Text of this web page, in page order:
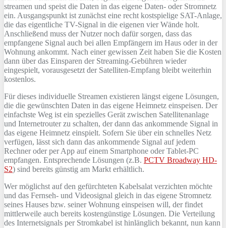
streamen und speist die Daten in das eigene Daten- oder Stromnetz
ein. Ausgangspunkt ist zunächst eine recht kostspielige SAT-Anlage,
die das eigentliche TV-Signal in die eigenen vier Wände holt.
Anschließend muss der Nutzer noch dafür sorgen, dass das
empfangene Signal auch bei allen Empfängern im Haus oder in der
Wohnung ankommt. Nach einer gewissen Zeit haben Sie die Kosten
dann über das Einsparen der Streaming-Gebühren wieder
eingespielt, vorausgesetzt der Satelliten-Empfang bleibt weiterhin
kostenlos.
Für dieses individuelle Streamen existieren längst eigene Lösungen,
die die gewünschten Daten in das eigene Heimnetz einspeisen. Der
einfachste Weg ist ein spezielles Gerät zwischen Satellitenanlage
und Internetrouter zu schalten, der dann das ankommende Signal in
das eigene Heimnetz einspielt. Sofern Sie über ein schnelles Netz
verfügen, lässt sich dann das ankommende Signal auf jedem
Rechner oder per App auf einem Smartphone oder Tablet-PC
empfangen. Entsprechende Lösungen (z.B. PCTV Broadway HD-
S2) sind bereits günstig am Markt erhältlich.
Wer möglichst auf den gefürchteten Kabelsalat verzichten möchte
und das Fernseh- und Videosignal gleich in das eigene Stromnetz
seines Hauses bzw. seiner Wohnung einspeisen will, der findet
mittlerweile auch bereits kostengünstige Lösungen. Die Verteilung
des Internetsignals per Stromkabel ist hinlänglich bekannt, nun kann